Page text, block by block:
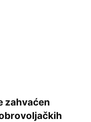
zahvaćen